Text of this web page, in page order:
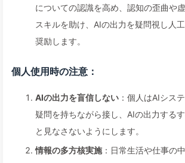
についての認識を高め、認知の歪曲や
スキルを助け、AIの出力を疑問視し人
奨励します。
個人使用時の注意：
AIの出力を盲信しない ：個人はAIシス
疑問を持ちながら接し、AIの出力する
と見なさないようにします。
情報の多方核実施：日常生活や仕事の